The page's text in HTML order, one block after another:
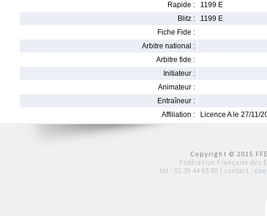
Rapide :
1199 E
Blitz :
1199 E
Fiche Fide :
Arbitre national :
Arbitre fide :
Initiateur :
Animateur :
Entraîneur :
Affiliation :
Licence A le 27/11/
Copyright © 2015
Fédération Française des
tél : 01 39 44 65 80 | contact :